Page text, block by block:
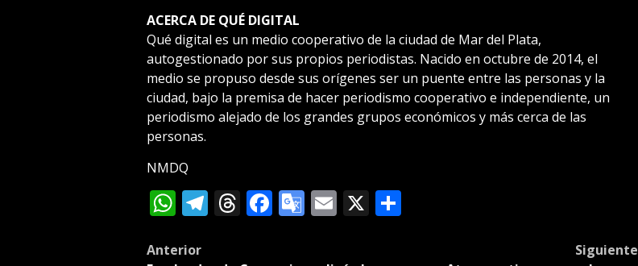
ACERCA DE QUÉ DIGITAL
Qué digital es un medio cooperativo de la ciudad de Mar del Plata,
autogestionado por sus propios periodistas. Nacido en octubre de 2014, el
medio se propuso desde sus orígenes ser un puente entre las personas y la
ciudad, bajo la premisa de hacer periodismo cooperativo e independiente, un
periodismo alejado de los grandes grupos económicos y más cerca de las
personas.
NMDQ
WhatsApp
Telegram
Threads
Facebook
Google
Translate
Email
X Compartir
Post
Anterior
Siguiente